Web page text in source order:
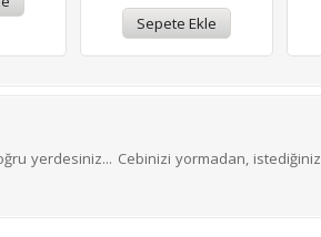
yerdesiniz... Cebinizi yormadan, istediğiniz